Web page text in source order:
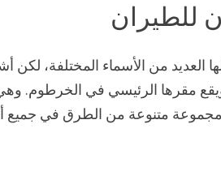
للطيران
العديد من الأسماء المختلفة،
مقرها الرئيسي في الخرطوم.
متنوعة من الطرق في جميع